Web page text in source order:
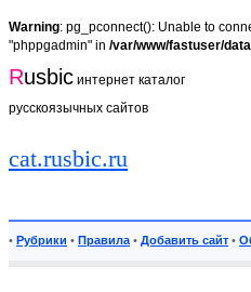
Warning: pg_pconnect(): Unable to
"phppgadmin" in /var/www/fastuser/
Rusbic интернет каталог
русскоязычных сайтов
cat.rusbic.ru
• Рубрики • Правила • Добавить сайт •